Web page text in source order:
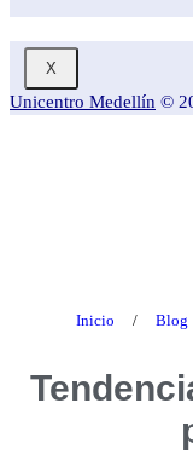
X
Unicentro Medellín ©
Inicio / Blog